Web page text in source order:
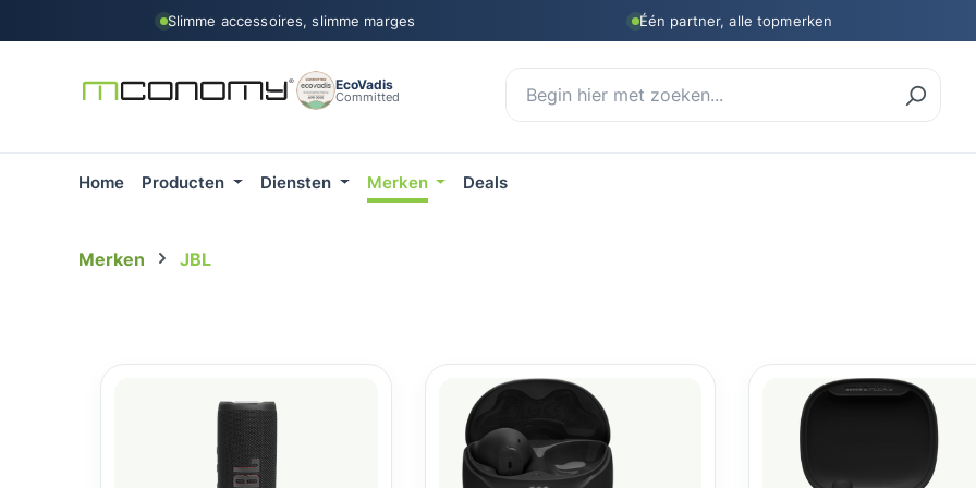
de hoofdinhoud
Ga naar de zoekopdracht
Ga naar de hoofdnavigatieSlimme accessoires, slimme marges Één partner, alle topmerken
EcoVadis
Committed
Home Producten Diensten Merken Deals
Merken JBL